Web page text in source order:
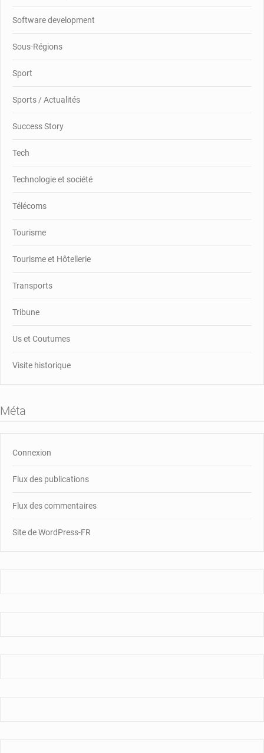
Software development
Sous-Régions
Sport
Sports / Actualités
Success Story
Tech
Technologie et société
Télécoms
Tourisme
Tourisme et Hôtellerie
Transports
Tribune
Us et Coutumes
Visite historique
Méta
Connexion
Flux des publications
Flux des commentaires
Site de WordPress-FR